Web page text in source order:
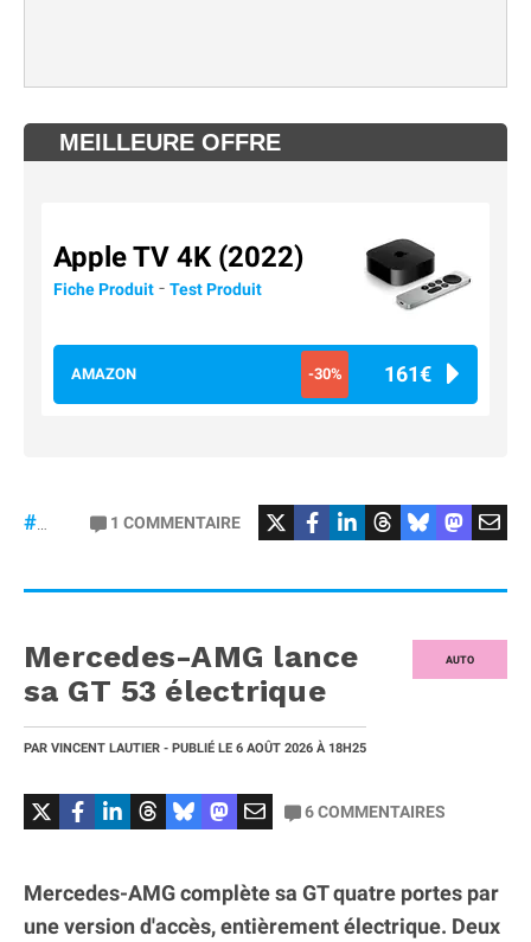
MEILLEURE OFFRE
Apple TV 4K (2022)
Fiche Produit - Test Produit
AMAZON -30% 161€
#DisneyPlus #Football #liga
1 COMMENTAIRE
AUTO
Mercedes-AMG lance
sa GT 53 électrique
PAR VINCENT LAUTIER - PUBLIÉ LE 6 AOÛT 2026 À 18H25
6COMMENTAIRES
Mercedes-AMG complète sa GT quatre portes par
une version d'accès, entièrement électrique. Deux